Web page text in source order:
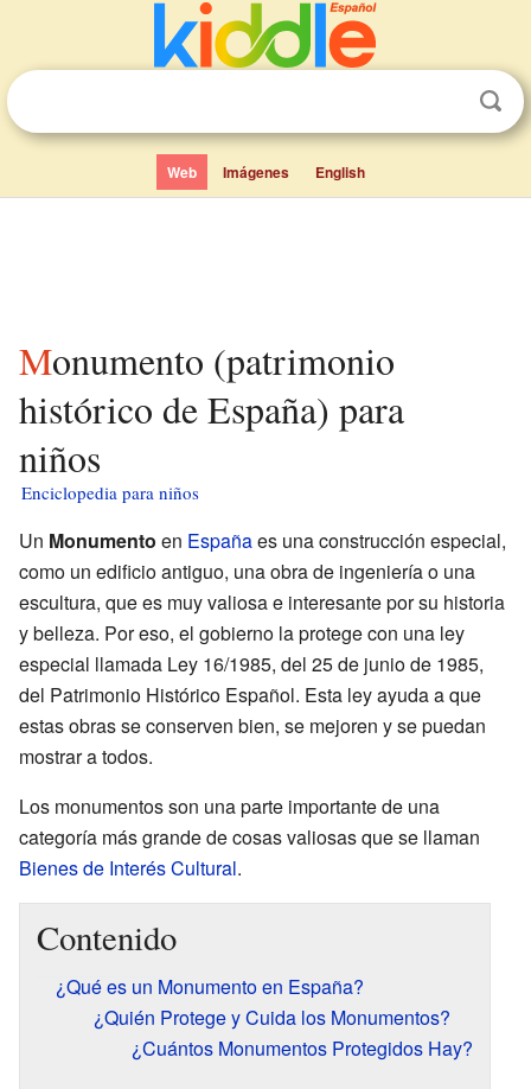
Web Imágenes English
Monumento (patrimonio
histórico de España) para
niños
Enciclopedia para niños
Un Monumento en Españaes una construcción especial,
como un edificio antiguo, una obra de ingeniería o una
escultura, que es muy valiosa e interesante por su historia
y belleza. Por eso, el gobierno la protege con una ley
especial llamada Ley 16/1985, del 25 de junio de 1985,
del Patrimonio Histórico Español. Esta ley ayuda a que
estas obras se conserven bien, se mejoren y se puedan
mostrar a todos.
Los monumentos son una parte importante de una
categoría más grande de cosas valiosas que se llaman
Bienes de Interés Cultural.
Contenido
¿Qué es un Monumento en España?
¿Quién Protege y Cuida los Monumentos?
¿Cuántos Monumentos Protegidos Hay?